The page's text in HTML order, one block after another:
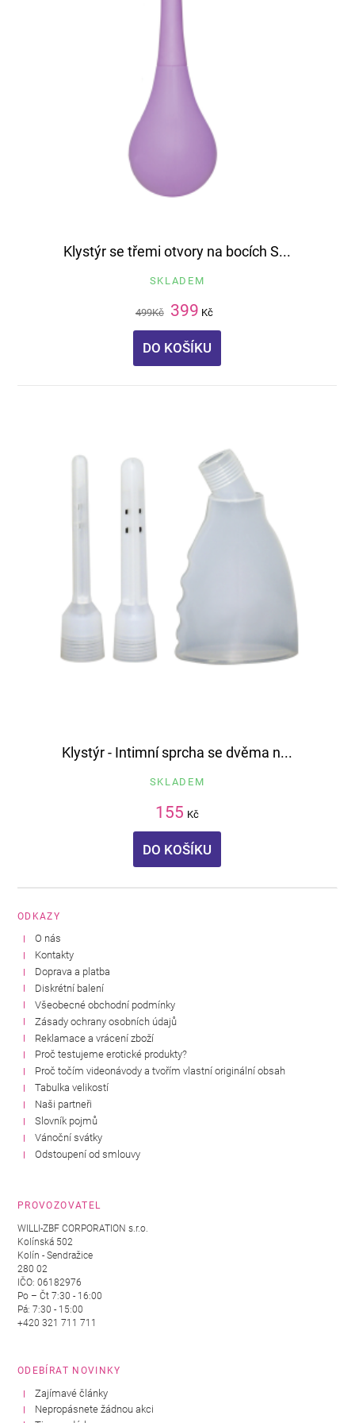
Klystýr se třemi otvory na bocích S...
SKLADEM
499Kč 399 Kč
DO KOŠÍKU
Klystýr - Intimní sprcha se dvěma n...
SKLADEM
155 Kč
DO KOŠÍKU
ODKAZY
O nás
Kontakty
Doprava a platba
Diskrétní balení
Všeobecné obchodní podmínky
Zásady ochrany osobních údajů
Reklamace a vrácení zboží
Proč testujeme erotické produkty?
Proč točím videonávody a tvořím vlastní originální obsah
Tabulka velikostí
Naši partneři
Slovník pojmů
Vánoční svátky
Odstoupení od smlouvy
PROVOZOVATEL
WILLI-ZBF CORPORATION s.r.o.
Kolínská 502
Kolín - Sendražice
280 02
IČO: 06182976
Po – Čt 7:30 - 16:00
Pá: 7:30 - 15:00
+420 321 711 711
ODEBÍRAT NOVINKY
Zajímavé články
Nepropásnete žádnou akci